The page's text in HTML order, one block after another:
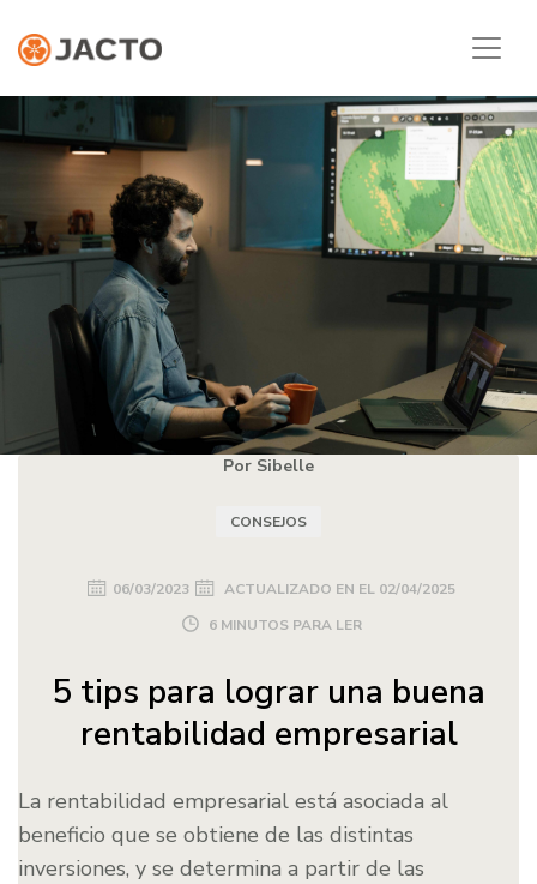
Por Sibelle
CONSEJOS
06/03/2023 ACTUALIZADO EN EL 02/04/2025
6 MINUTOS PARA LER
5 tips para lograr una buena
rentabilidad empresarial
La rentabilidad empresarial está asociada al
beneficio que se obtiene de las distintas
inversiones, y se determina a partir de las